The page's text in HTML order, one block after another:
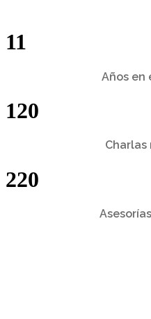
11
Años en
120
Charlas
220